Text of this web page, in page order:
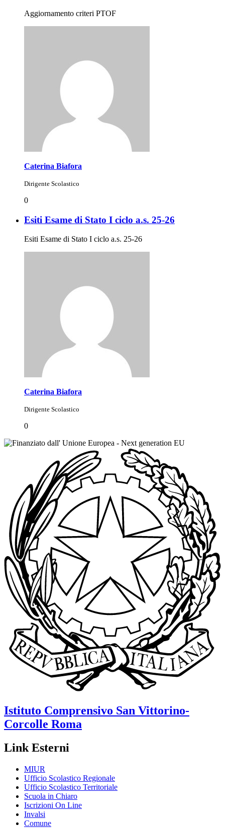
Aggiornamento criteri PTOF
Caterina Biafora
Dirigente Scolastico
0
Esiti Esame di Stato I ciclo a.s. 25-26
Esiti Esame di Stato I ciclo a.s. 25-26
Caterina Biafora
Dirigente Scolastico
0
Istituto Comprensivo San Vittorino-
Corcolle Roma
Link Esterni
MIUR
Ufficio Scolastico Regionale
Ufficio Scolastico Territoriale
Scuola in Chiaro
Iscrizioni On Line
Invalsi
Comune